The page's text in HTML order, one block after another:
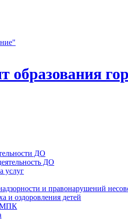
образования
ДО
ДО
услуг
и правонарушений
и оздоровления детей